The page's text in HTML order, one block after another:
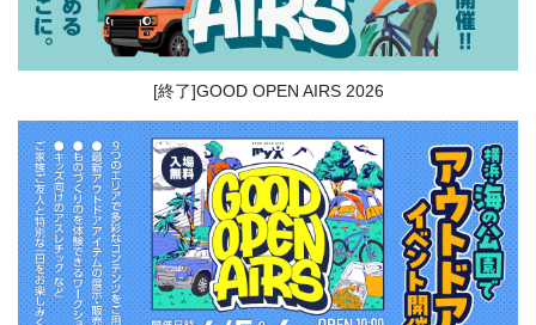
[終了]GOOD OPEN AIRS 2026